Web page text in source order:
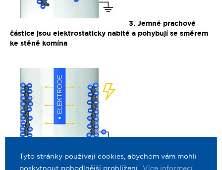
Tyto stránky používají cookies, abychom vám mohli
poskytnout pohodlnější prohlížení. Více informací
3. Jemné prachové
částice jsou elektrostaticky nabité a pohybují se směrem
ke stěně komína
4. Jemný prach je
vázán na stěně komína a hromadí se do větších částic